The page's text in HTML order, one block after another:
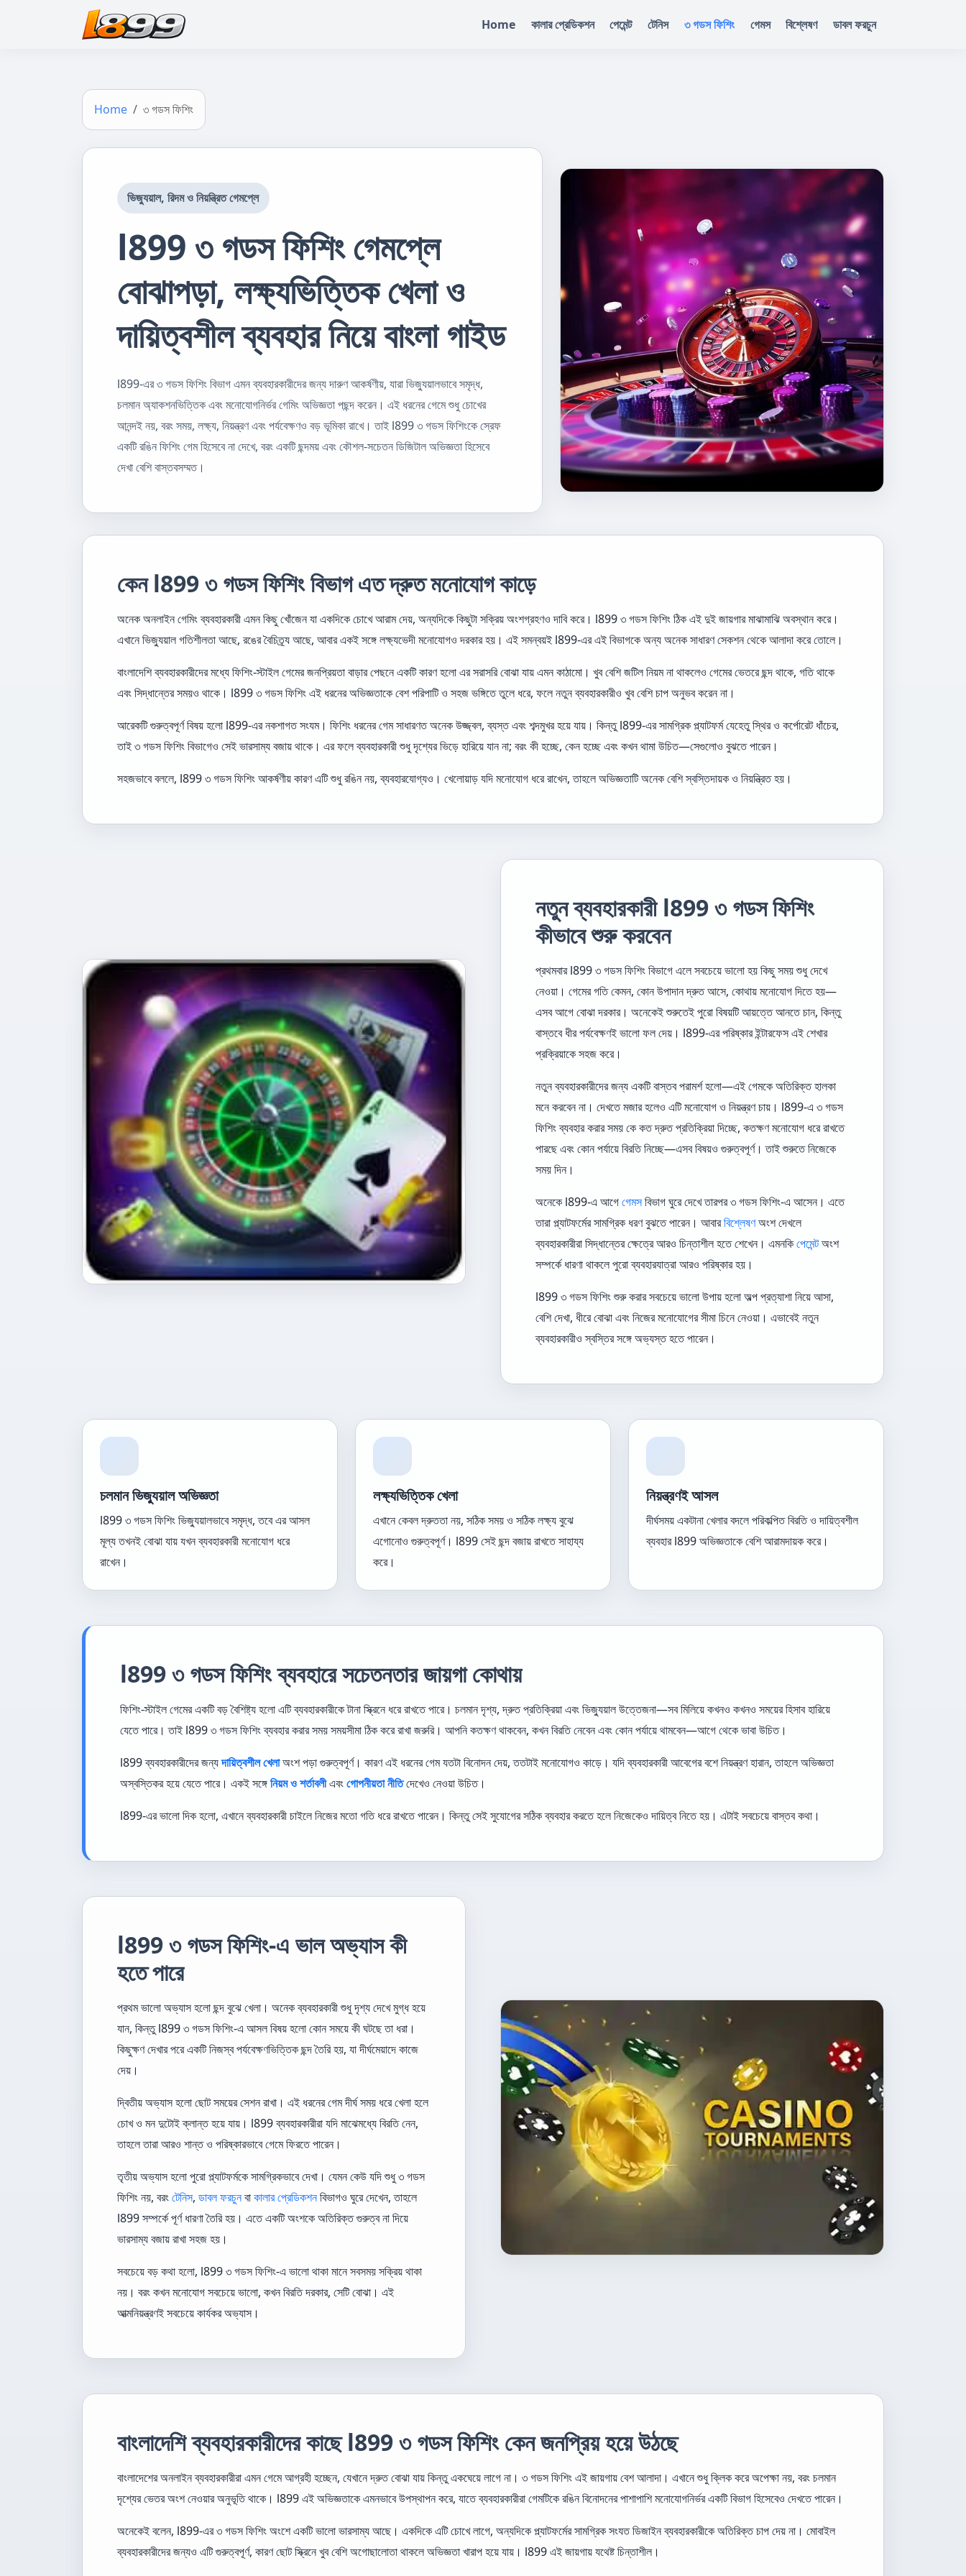
Home কালার প্রেডিকশন পেমেন্ট টেনিস ৩ গডস ফিশিং গেমস বিশ্লেষণ ডাবল ফরচুন
Home ৩ গডস ফিশিং
ভিজ্যুয়াল, রিদম ও নিয়ন্ত্রিত গেমপ্লে
l899 ৩ গডস ফিশিং গেমপ্লে
বোঝাপড়া, লক্ষ্যভিত্তিক খেলা ও
দায়িত্বশীল ব্যবহার নিয়ে বাংলা গাইড
l899-এর ৩ গডস ফিশিং বিভাগ এমন ব্যবহারকারীদের জন্য দারুণ আকর্ষণীয়, যারা ভিজ্যুয়ালভাবে সমৃদ্ধ,
চলমান অ্যাকশনভিত্তিক এবং মনোযোগনির্ভর গেমিং অভিজ্ঞতা পছন্দ করেন। এই ধরনের গেমে শুধু চোখের
আনন্দই নয়, বরং সময়, লক্ষ্য, নিয়ন্ত্রণ এবং পর্যবেক্ষণও বড় ভূমিকা রাখে। তাই l899 ৩ গডস ফিশিংকে স্রেফ
একটি রঙিন ফিশিং গেম হিসেবে না দেখে, বরং একটি ছন্দময় এবং কৌশল-সচেতন ডিজিটাল অভিজ্ঞতা হিসেবে
দেখা বেশি বাস্তবসম্মত।
কেন l899 ৩ গডস ফিশিং বিভাগ এত দ্রুত মনোযোগ কাড়ে
অনেক অনলাইন গেমিং ব্যবহারকারী এমন কিছু খোঁজেন যা একদিকে চোখে আরাম দেয়, অন্যদিকে কিছুটা সক্রিয় অংশগ্রহণও দাবি করে। l899 ৩ গডস ফিশিং ঠিক এই দুই জায়গার মাঝামাঝি অবস্থান করে।
এখানে ভিজ্যুয়াল গতিশীলতা আছে, রঙের বৈচিত্র্য আছে, আবার একই সঙ্গে লক্ষ্যভেদী মনোযোগও দরকার হয়। এই সমন্বয়ই l899-এর এই বিভাগকে অন্য অনেক সাধারণ সেকশন থেকে আলাদা করে তোলে।
বাংলাদেশি ব্যবহারকারীদের মধ্যে ফিশিং-স্টাইল গেমের জনপ্রিয়তা বাড়ার পেছনে একটি কারণ হলো এর সরাসরি বোঝা যায় এমন কাঠামো। খুব বেশি জটিল নিয়ম না থাকলেও গেমের ভেতরে ছন্দ থাকে, গতি থাকে
এবং সিদ্ধান্তের সময়ও থাকে। l899 ৩ গডস ফিশিং এই ধরনের অভিজ্ঞতাকে বেশ পরিপাটি ও সহজ ভঙ্গিতে তুলে ধরে, ফলে নতুন ব্যবহারকারীও খুব বেশি চাপ অনুভব করেন না।
আরেকটি গুরুত্বপূর্ণ বিষয় হলো l899-এর নকশাগত সংযম। ফিশিং ধরনের গেম সাধারণত অনেক উজ্জ্বল, ব্যস্ত এবং শব্দমুখর হয়ে যায়। কিন্তু l899-এর সামগ্রিক প্ল্যাটফর্ম যেহেতু স্থির ও কর্পোরেট ধাঁচের,
তাই ৩ গডস ফিশিং বিভাগেও সেই ভারসাম্য বজায় থাকে। এর ফলে ব্যবহারকারী শুধু দৃশ্যের ভিড়ে হারিয়ে যান না; বরং কী হচ্ছে, কেন হচ্ছে এবং কখন থামা উচিত—সেগুলোও বুঝতে পারেন।
সহজভাবে বললে, l899 ৩ গডস ফিশিং আকর্ষণীয় কারণ এটি শুধু রঙিন নয়, ব্যবহারযোগ্যও। খেলোয়াড় যদি মনোযোগ ধরে রাখেন, তাহলে অভিজ্ঞতাটি অনেক বেশি স্বস্তিদায়ক ও নিয়ন্ত্রিত হয়।
নতুন ব্যবহারকারী l899 ৩ গডস ফিশিং
কীভাবে শুরু করবেন
প্রথমবার l899 ৩ গডস ফিশিং বিভাগে এলে সবচেয়ে ভালো হয় কিছু সময় শুধু দেখে
নেওয়া। গেমের গতি কেমন, কোন উপাদান দ্রুত আসে, কোথায় মনোযোগ দিতে হয়—
এসব আগে বোঝা দরকার। অনেকেই শুরুতেই পুরো বিষয়টি আয়ত্তে আনতে চান, কিন্তু
বাস্তবে ধীর পর্যবেক্ষণই ভালো ফল দেয়। l899-এর পরিষ্কার ইন্টারফেস এই শেখার
প্রক্রিয়াকে সহজ করে।
নতুন ব্যবহারকারীদের জন্য একটি বাস্তব পরামর্শ হলো—এই গেমকে অতিরিক্ত হালকা
মনে করবেন না। দেখতে মজার হলেও এটি মনোযোগ ও নিয়ন্ত্রণ চায়। l899-এ ৩ গডস
ফিশিং ব্যবহার করার সময় কে কত দ্রুত প্রতিক্রিয়া দিচ্ছে, কতক্ষণ মনোযোগ ধরে রাখতে
পারছে এবং কোন পর্যায়ে বিরতি নিচ্ছে—এসব বিষয়ও গুরুত্বপূর্ণ। তাই শুরুতে নিজেকে
সময় দিন।
অনেকে l899-এ আগেগেমসবিভাগ ঘুরে দেখে তারপর ৩ গডস ফিশিং-এ আসেন। এতে
তারা প্ল্যাটফর্মের সামগ্রিক ধরণ বুঝতে পারেন। আবারবিশ্লেষণঅংশ দেখলে
ব্যবহারকারীরা সিদ্ধান্তের ক্ষেত্রে আরও চিন্তাশীল হতে শেখেন। এমনকিপেমেন্টঅংশ
সম্পর্কে ধারণা থাকলে পুরো ব্যবহারযাত্রা আরও পরিষ্কার হয়।
l899 ৩ গডস ফিশিং শুরু করার সবচেয়ে ভালো উপায় হলো অল্প প্রত্যাশা নিয়ে আসা,
বেশি দেখা, ধীরে বোঝা এবং নিজের মনোযোগের সীমা চিনে নেওয়া। এভাবেই নতুন
ব্যবহারকারীও স্বস্তির সঙ্গে অভ্যস্ত হতে পারেন।
চলমান ভিজ্যুয়াল অভিজ্ঞতা
l899 ৩ গডস ফিশিং ভিজ্যুয়ালভাবে সমৃদ্ধ, তবে এর আসল
মূল্য তখনই বোঝা যায় যখন ব্যবহারকারী মনোযোগ ধরে
রাখেন।
লক্ষ্যভিত্তিক খেলা
এখানে কেবল দ্রুততা নয়, সঠিক সময় ও সঠিক লক্ষ্য বুঝে
এগোনোও গুরুত্বপূর্ণ। l899 সেই ছন্দ বজায় রাখতে সাহায্য
করে।
নিয়ন্ত্রণই আসল
দীর্ঘসময় একটানা খেলার বদলে পরিকল্পিত বিরতি ও দায়িত্বশীল
ব্যবহার l899 অভিজ্ঞতাকে বেশি আরামদায়ক করে।
l899 ৩ গডস ফিশিং ব্যবহারে সচেতনতার জায়গা কোথায়
ফিশিং-স্টাইল গেমের একটি বড় বৈশিষ্ট্য হলো এটি ব্যবহারকারীকে টানা স্ক্রিনে ধরে রাখতে পারে। চলমান দৃশ্য, দ্রুত প্রতিক্রিয়া এবং ভিজ্যুয়াল উত্তেজনা—সব মিলিয়ে কখনও কখনও সময়ের হিসাব হারিয়ে
যেতে পারে। তাই l899 ৩ গডস ফিশিং ব্যবহার করার সময় সময়সীমা ঠিক করে রাখা জরুরি। আপনি কতক্ষণ থাকবেন, কখন বিরতি নেবেন এবং কোন পর্যায়ে থামবেন—আগে থেকে ভাবা উচিত।
l899 ব্যবহারকারীদের জন্যদায়িত্বশীল খেলাঅংশ পড়া গুরুত্বপূর্ণ। কারণ এই ধরনের গেম যতটা বিনোদন দেয়, ততটাই মনোযোগও কাড়ে। যদি ব্যবহারকারী আবেগের বশে নিয়ন্ত্রণ হারান, তাহলে অভিজ্ঞতা
অস্বস্তিকর হয়ে যেতে পারে। একই সঙ্গেনিয়ম ও শর্তাবলীএবংগোপনীয়তা নীতিদেখেও নেওয়া উচিত।
l899-এর ভালো দিক হলো, এখানে ব্যবহারকারী চাইলে নিজের মতো গতি ধরে রাখতে পারেন। কিন্তু সেই সুযোগের সঠিক ব্যবহার করতে হলে নিজেকেও দায়িত্ব নিতে হয়। এটাই সবচেয়ে বাস্তব কথা।
l899 ৩ গডস ফিশিং-এ ভাল অভ্যাস কী
হতে পারে
প্রথম ভালো অভ্যাস হলো ছন্দ বুঝে খেলা। অনেক ব্যবহারকারী শুধু দৃশ্য দেখে মুগ্ধ হয়ে
যান, কিন্তু l899 ৩ গডস ফিশিং-এ আসল বিষয় হলো কোন সময়ে কী ঘটছে তা ধরা।
কিছুক্ষণ দেখার পরে একটি নিজস্ব পর্যবেক্ষণভিত্তিক ছন্দ তৈরি হয়, যা দীর্ঘমেয়াদে কাজে
দেয়।
দ্বিতীয় অভ্যাস হলো ছোট সময়ের সেশন রাখা। এই ধরনের গেম দীর্ঘ সময় ধরে খেলা হলে
চোখ ও মন দুটোই ক্লান্ত হয়ে যায়। l899 ব্যবহারকারীরা যদি মাঝেমধ্যে বিরতি নেন,
তাহলে তারা আরও শান্ত ও পরিষ্কারভাবে গেমে ফিরতে পারেন।
তৃতীয় অভ্যাস হলো পুরো প্ল্যাটফর্মকে সামগ্রিকভাবে দেখা। যেমন কেউ যদি শুধু ৩ গডস
ফিশিং নয়, বরংটেনিস, ডাবল ফরচুনবাকালার প্রেডিকশনবিভাগও ঘুরে দেখেন, তাহলে
l899 সম্পর্কে পূর্ণ ধারণা তৈরি হয়। এতে একটি অংশকে অতিরিক্ত গুরুত্ব না দিয়ে
ভারসাম্য বজায় রাখা সহজ হয়।
সবচেয়ে বড় কথা হলো, l899 ৩ গডস ফিশিং-এ ভালো থাকা মানে সবসময় সক্রিয় থাকা
নয়। বরং কখন মনোযোগ সবচেয়ে ভালো, কখন বিরতি দরকার, সেটি বোঝা। এই
আত্মনিয়ন্ত্রণই সবচেয়ে কার্যকর অভ্যাস।
বাংলাদেশি ব্যবহারকারীদের কাছে l899 ৩ গডস ফিশিং কেন জনপ্রিয় হয়ে উঠছে
বাংলাদেশের অনলাইন ব্যবহারকারীরা এমন গেমে আগ্রহী হচ্ছেন, যেখানে দ্রুত বোঝা যায় কিন্তু একঘেয়ে লাগে না। ৩ গডস ফিশিং এই জায়গায় বেশ আলাদা। এখানে শুধু ক্লিক করে অপেক্ষা নয়, বরং চলমান
দৃশ্যের ভেতর অংশ নেওয়ার অনুভূতি থাকে। l899 এই অভিজ্ঞতাকে এমনভাবে উপস্থাপন করে, যাতে ব্যবহারকারীরা গেমটিকে রঙিন বিনোদনের পাশাপাশি মনোযোগনির্ভর একটি বিভাগ হিসেবেও দেখতে পারেন।
অনেকেই বলেন, l899-এর ৩ গডস ফিশিং অংশে একটি ভালো ভারসাম্য আছে। একদিকে এটি চোখে লাগে, অন্যদিকে প্ল্যাটফর্মের সামগ্রিক সংযত ডিজাইন ব্যবহারকারীকে অতিরিক্ত চাপ দেয় না। মোবাইল
ব্যবহারকারীদের জন্যও এটি গুরুত্বপূর্ণ, কারণ ছোট স্ক্রিনে খুব বেশি অগোছালোতা থাকলে অভিজ্ঞতা খারাপ হয়ে যায়। l899 এই জায়গায় যথেষ্ট চিন্তাশীল।